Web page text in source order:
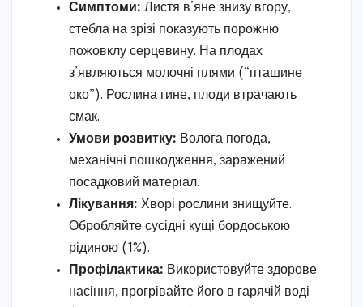
Симптоми: Листя в’яне знизу вгору,
стебла на зрізі показують порожню
пожовклу серцевину. На плодах
з’являються молочні плями (“пташине
око”). Рослина гине, плоди втрачають
смак.
Умови розвитку: Волога погода,
механічні пошкодження, заражений
посадковий матеріал.
Лікування: Хворі рослини знищуйте.
Обробляйте сусідні кущі бордоською
рідиною (1%).
Профілактика: Використовуйте здорове
насіння, прогрівайте його в гарячій воді